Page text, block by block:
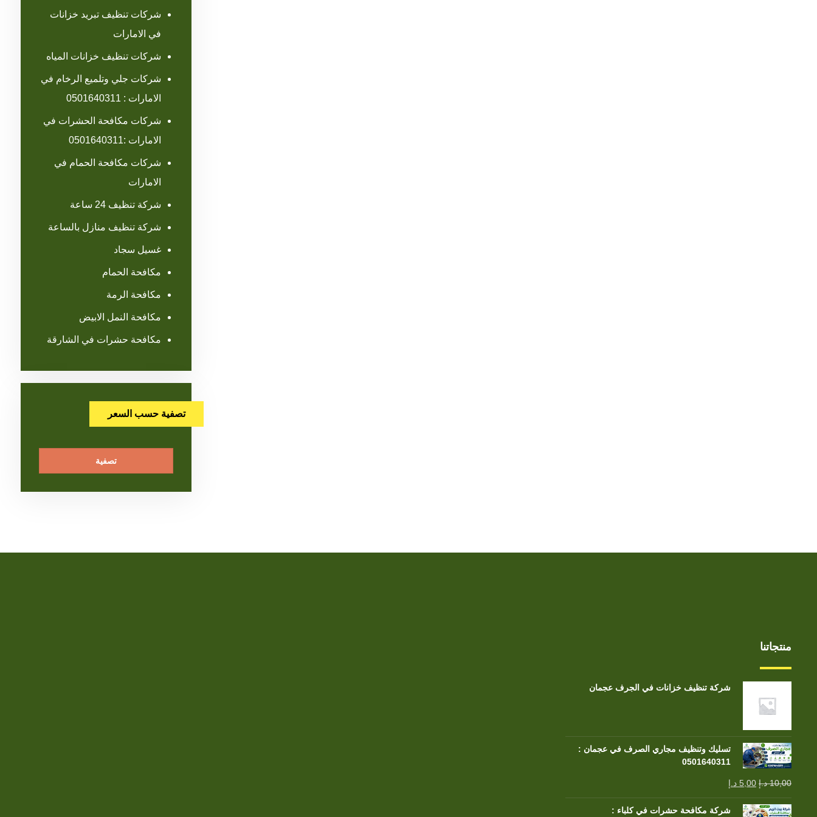
شركات تنظيف تبريد خزانات
في الامارات
شركات تنظيف خزانات المياه
شركات جلي وتلميع الرخام في
الامارات : 0501640311
شركات مكافحة الحشرات في
الامارات :0501640311
شركات مكافحة الحمام في
الامارات
شركة تنظيف 24 ساعة
شركة تنظيف منازل بالساعة
غسيل سجاد
مكافحة الحمام
مكافحة الرمة
مكافحة النمل الابيض
مكافحة حشرات في الشارقة
تصفية حسب السعر
تصفية
منتجاتنا
شركة تنظيف خزانات في الجرف عجمان
تسليك وتنظيف مجاري الصرف في عجمان :
0501640311
10,00 د.إ 5,00 د.إ
شركة مكافحة حشرات في كلباء :